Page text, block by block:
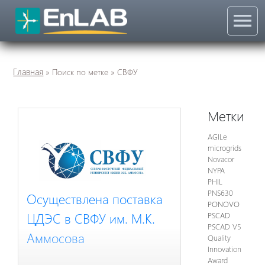
menu
Главная » Поиск по метке » СВФУ
Осуществлена поставка
ЦДЭС в СВФУ им. М.К.
Аммосова
Метки
AGILe
microgrids
Novacor
NYPA
PHIL
PNS630
PONOVO
PSCAD
PSCAD V5
Quality
Innovation
Award